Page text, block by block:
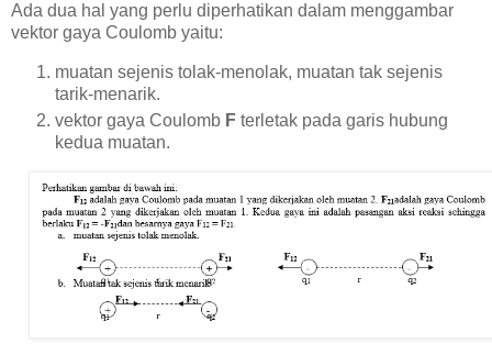
Ada dua hal yang perlu diperhatikan dalam menggambar
vektor gaya Coulomb yaitu:
muatan sejenis tolak-menolak, muatan tak sejenis
tarik-menarik.
vektor gaya Coulomb F terletak pada garis hubung
kedua muatan.